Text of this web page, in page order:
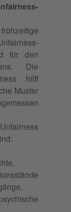
für den
Die
hilft
Muster